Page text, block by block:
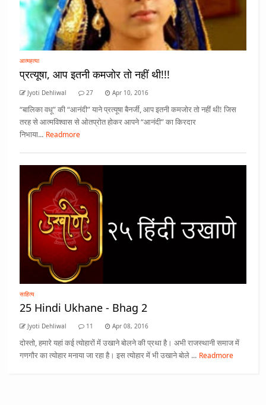
आत्महत्या
प्रत्यूषा, आप इतनी कमजोर तो नहीं थी!!!
Jyoti Dehliwal 27 Apr 10, 2016
“बालिका वधू” की “आनंदी” याने प्रत्यूषा बैनर्जी, आप इतनी कमजोर तो नहीं थी! जिस
तरह से आत्मविश्वास से ओतप्रोत होकर आपने “आनंदी” का किरदार
निभाया... Readmore
साहित्य
25 Hindi Ukhane - Bhag 2
Jyoti Dehliwal 11 Apr 08, 2016
दोस्तो, हमारे यहां कई त्योहारों में उखाने बोलने की प्रथा है। अभी राजस्थानी समाज में
गणगौर का त्योहार मनाया जा रहा है। इस त्योहार में भी उखाने बोले ... Readmore